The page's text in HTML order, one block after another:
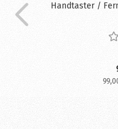
Handtaster /